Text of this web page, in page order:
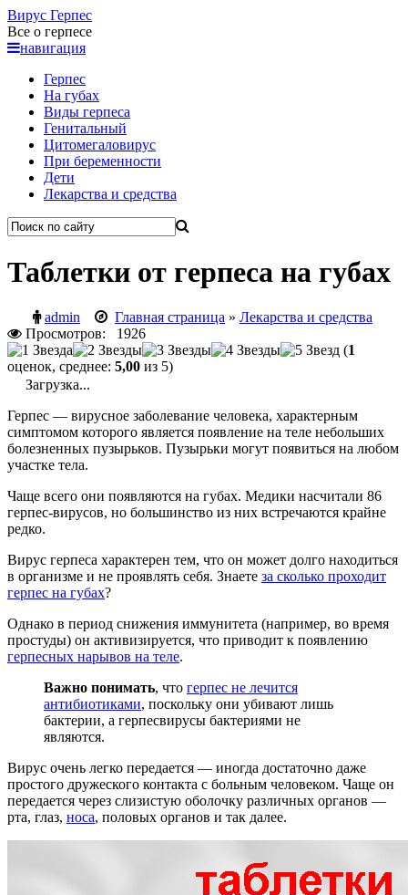
Вирус Герпес
Все о герпесе
навигация
Герпес
На губах
Виды герпеса
Генитальный
Цитомегаловирус
При беременности
Дети
Лекарства и средства
Таблетки от герпеса на губах
admin Главная страница » Лекарства и средства
Просмотров: 1926
(1
оценок, среднее: 5,00 из 5)
Загрузка...
Герпес — вирусное заболевание человека, характерным
симптомом которого является появление на теле небольших
болезненных пузырьков. Пузырьки могут появиться на любом
участке тела.
Чаще всего они появляются на губах. Медики насчитали 86
герпес-вирусов, но большинство из них встречаются крайне
редко.
Вирус герпеса характерен тем, что он может долго находиться
в организме и не проявлять себя. Знаете за сколько проходит
герпес на губах?
Однако в период снижения иммунитета (например, во время
простуды) он активизируется, что приводит к появлению
герпесных нарывов на теле.
Важно понимать, что герпес не лечится
антибиотиками, поскольку они убивают лишь
бактерии, а герпесвирусы бактериями не
являются.
Вирус очень легко передается — иногда достаточно даже
простого дружеского контакта с больным человеком. Чаще он
передается через слизистую оболочку различных органов —
рта, глаз, носа, половых органов и так далее.